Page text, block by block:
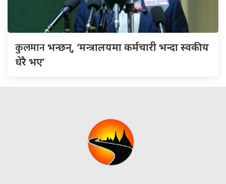
कुलमानभन्छन्, ‘मन्त्रालयमा कर्मचारी भन्दा स्वकीय
धेरै भए’